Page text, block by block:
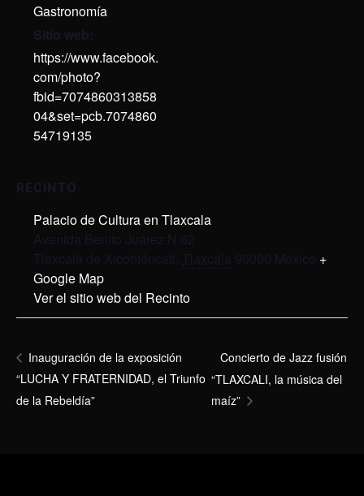
Gastronomía
Sitio web:
https://www.facebook.
com/photo?
fbid=7074860313858
04&set=pcb.7074860
54719135
RECINTO
Palacio de Cultura en Tlaxcala
Avenida Benito Juárez N.62
Tlaxcala de Xicohténcatl, Tlaxcala 90000 México +
Google Map
Ver el sitio web del Recinto
Inauguración de la exposición
“LUCHA Y FRATERNIDAD, el Triunfo
de la Rebeldía”
Concierto de Jazz fusión
“TLAXCALI, la música del
maíz”